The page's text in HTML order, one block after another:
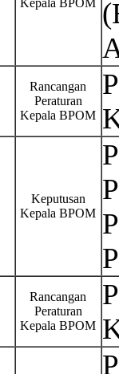
Kepala BPOM
Rancangan
Peraturan
Kepala BPOM
Keputusan
Kepala BPOM
Rancangan
Peraturan
Kepala BPOM